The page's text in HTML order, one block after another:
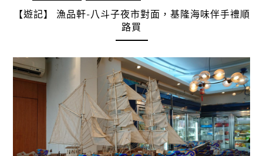
【遊記】 漁品軒-八斗子夜市對面，基隆海味伴手禮順
路買